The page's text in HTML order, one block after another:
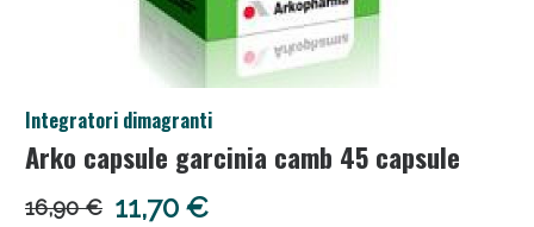
Integratori dimagranti
Arko capsule garcinia camb 45 capsule
16,90 € 11,70 €
Salini e Multivitaminici: oggi Sconto extra fino al